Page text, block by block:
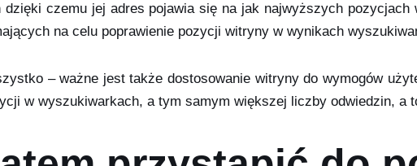
dzięki czemu jej adres pojawia się na jak najwyższych
na celu poprawienie pozycji witryny w wynikach
– ważne jest także dostosowanie witryny do wymogów
w wyszukiwarkach, a tym samym większej liczby odwiedzin, a